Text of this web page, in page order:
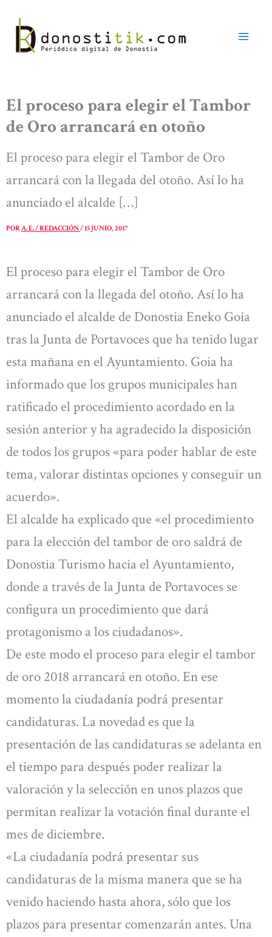
contenido
El proceso para elegir el Tambor
de Oro arrancará en otoño
El proceso para elegir el Tambor de Oro
arrancará con la llegada del otoño. Así lo ha
anunciado el alcalde […]
PORA. E. / REDACCIÓN/15 JUNIO, 2017
El proceso para elegir el Tambor de Oro
arrancará con la llegada del otoño. Así lo ha
anunciado el alcalde de Donostia Eneko Goia
tras la Junta de Portavoces que ha tenido lugar
esta mañana en el Ayuntamiento. Goia ha
informado que los grupos municipales han
ratificado el procedimiento acordado en la
sesión anterior y ha agradecido la disposición
de todos los grupos «para poder hablar de este
tema, valorar distintas opciones y conseguir un
acuerdo».
El alcalde ha explicado que «el procedimiento
para la elección del tambor de oro saldrá de
Donostia Turismo hacia el Ayuntamiento,
donde a través de la Junta de Portavoces se
configura un procedimiento que dará
protagonismo a los ciudadanos».
De este modo el proceso para elegir el tambor
de oro 2018 arrancará en otoño. En ese
momento la ciudadanía podrá presentar
candidaturas. La novedad es que la
presentación de las candidaturas se adelanta en
el tiempo para después poder realizar la
valoración y la selección en unos plazos que
permitan realizar la votación final durante el
mes de diciembre.
«La ciudadanía podrá presentar sus
candidaturas de la misma manera que se ha
venido haciendo hasta ahora, sólo que los
plazos para presentar comenzarán antes. Una